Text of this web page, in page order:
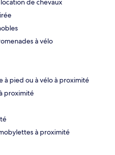
de chevaux
à vélo
à pied ou à vélo à proximité
proximité
à proximité